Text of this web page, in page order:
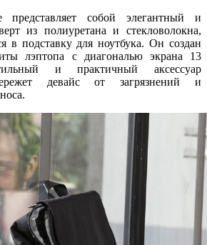
собой элегантный и
из полиуретана и стекловолокна,
в подставку для ноутбука. Он создан
лэптопа с диагональю экрана 13
и практичный аксессуар
девайс от загрязнений и